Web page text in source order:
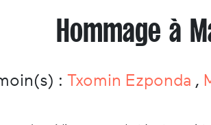
Hommage à
: Txomin Ezponda ,